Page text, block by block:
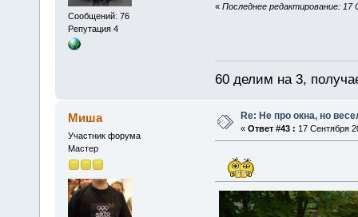
Сообщений: 76
Репутация 4
« Последнее редактирование: 17
60 делим на 3,
Миша
Участник форума
Мастер
Re: Не про окна, но
« Ответ #43 : 17 Сентября